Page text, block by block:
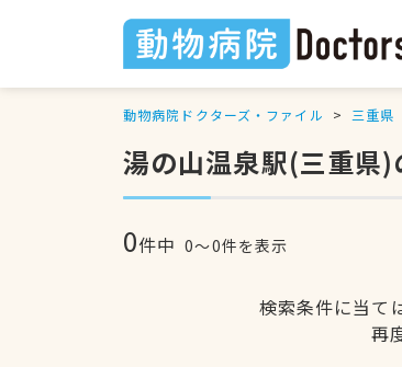
動物病院ドクターズ・ファイル 三重県
湯の山温泉駅(三重県
0件中 0〜0件を表示
検索条件に当て
再